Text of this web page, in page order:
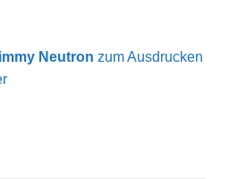
Neutron zum Ausdrucken